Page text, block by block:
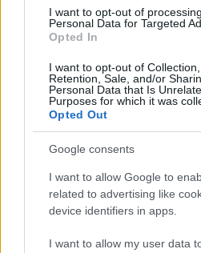
I want to opt-out of
Personal Data for Targeted
Opted In
I want to opt-out of Collection,
Retention, Sale, and/or
Personal Data that Is
Purposes for which it was
Opted Out
Google consents
I want to allow Google to
related to advertising like
device identifiers in apps.
I want to allow my user data
Continua a leggere
B2B NEWS